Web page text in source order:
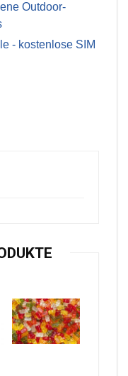
Outdoor-
- kostenlose SIM